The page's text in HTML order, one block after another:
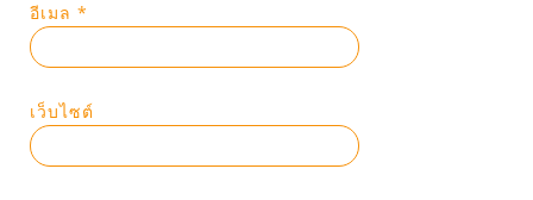
อีเมล *
เว็บไซต์